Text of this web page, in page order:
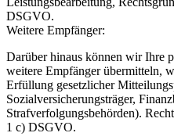
DSGVO.
Weitere Empfänger:
Darüber hinaus können wir Ihre
weitere Empfänger übermitteln,
Erfüllung gesetzlicher
Sozialversicherungsträger,
Strafverfolgungsbehörden).
1 c) DSGVO.